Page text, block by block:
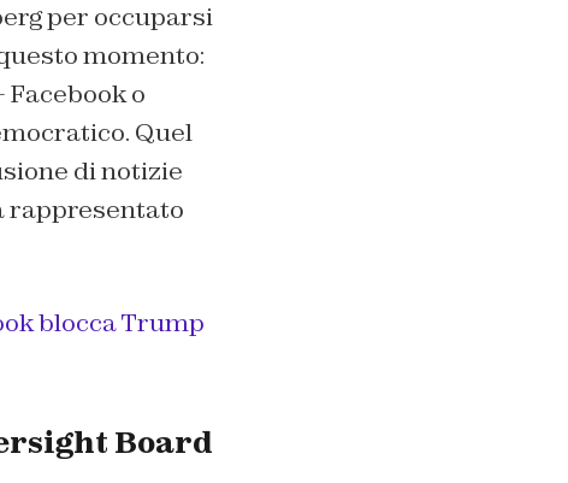
per occuparsi
momento:
o
Quel
di notizie
rappresentato
blocca Trump
Board